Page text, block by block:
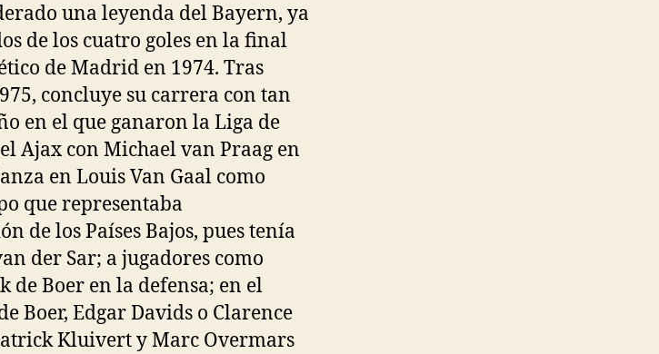
una leyenda del Bayern, ya
de los cuatro goles en la final
de Madrid en 1974. Tras
concluye su carrera con tan
en el que ganaron la Liga de
Ajax con Michael van Praag en
en Louis Van Gaal como
que representaba
de los Países Bajos, pues tenía
der Sar; a jugadores como
de Boer en la defensa; en el
Boer, Edgar Davids o Clarence
Kluivert y Marc Overmars